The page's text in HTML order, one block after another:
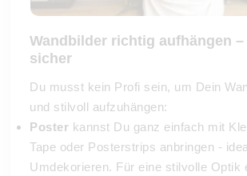
Wandbilder richtig aufhängen
sicher
Du musst kein Profi sein, um Dein
und stilvoll aufzuhängen:
Poster kannst Du ganz einfach mit
Tape oder Posterstrips anbringen -
Umdekorieren. Für eine stilvolle Optik